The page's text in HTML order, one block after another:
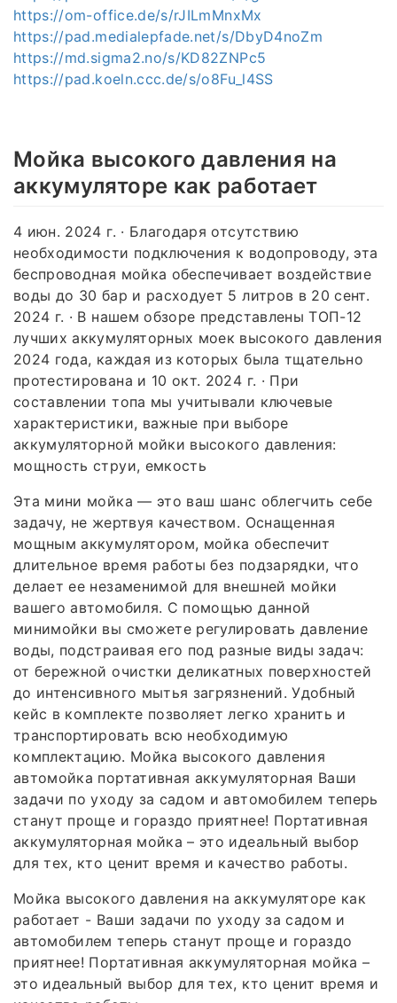
https://om-office.de/s/rJILmMnxMx
https://pad.medialepfade.net/s/DbyD4noZm
https://md.sigma2.no/s/KD82ZNPc5
https://pad.koeln.ccc.de/s/o8Fu_l4SS
Мойка высокого давления на
аккумуляторе как работает
4 июн. 2024 г. · Благодаря отсутствию
необходимости подключения к водопроводу, эта
беспроводная мойка обеспечивает воздействие
воды до 30 бар и расходует 5 литров в 20 сент.
2024 г. · В нашем обзоре представлены ТОП-12
лучших аккумуляторных моек высокого давления
2024 года, каждая из которых была тщательно
протестирована и 10 окт. 2024 г. · При
составлении топа мы учитывали ключевые
характеристики, важные при выборе
аккумуляторной мойки высокого давления:
мощность струи, емкость
Эта мини мойка — это ваш шанс облегчить себе
задачу, не жертвуя качеством. Оснащенная
мощным аккумулятором, мойка обеспечит
длительное время работы без подзарядки, что
делает ее незаменимой для внешней мойки
вашего автомобиля. С помощью данной
минимойки вы сможете регулировать давление
воды, подстраивая его под разные виды задач:
от бережной очистки деликатных поверхностей
до интенсивного мытья загрязнений. Удобный
кейс в комплекте позволяет легко хранить и
транспортировать всю необходимую
комплектацию. Мойка высокого давления
автомойка портативная аккумуляторная Ваши
задачи по уходу за садом и автомобилем теперь
станут проще и гораздо приятнее! Портативная
аккумуляторная мойка – это идеальный выбор
для тех, кто ценит время и качество работы.
Мойка высокого давления на аккумуляторе как
работает - Ваши задачи по уходу за садом и
автомобилем теперь станут проще и гораздо
приятнее! Портативная аккумуляторная мойка –
это идеальный выбор для тех, кто ценит время и